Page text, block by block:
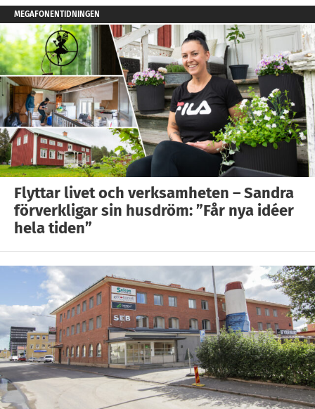
MEGAFONENTIDNINGEN
Flyttar livet och verksamheten – Sandra
förverkligar sin husdröm: ”Får nya idéer
hela tiden”